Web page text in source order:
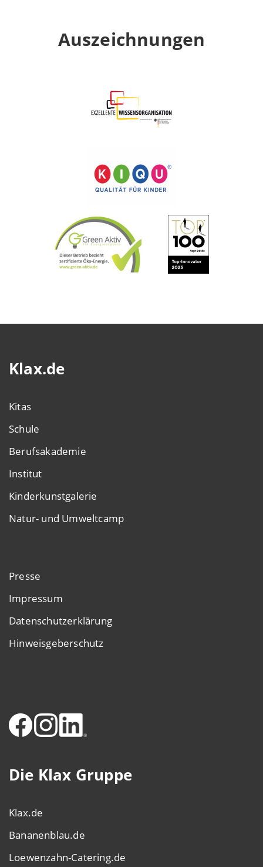
Auszeichnungen
Klax.de
Kitas
Schule
Berufsakademie
Institut
Kinderkunstgalerie
Natur- und Umweltcamp
Presse
Impressum
Datenschutzerklärung
Hinweisgeberschutz
Die Klax Gruppe
Klax.de
Bananenblau.de
Loewenzahn-Catering.de